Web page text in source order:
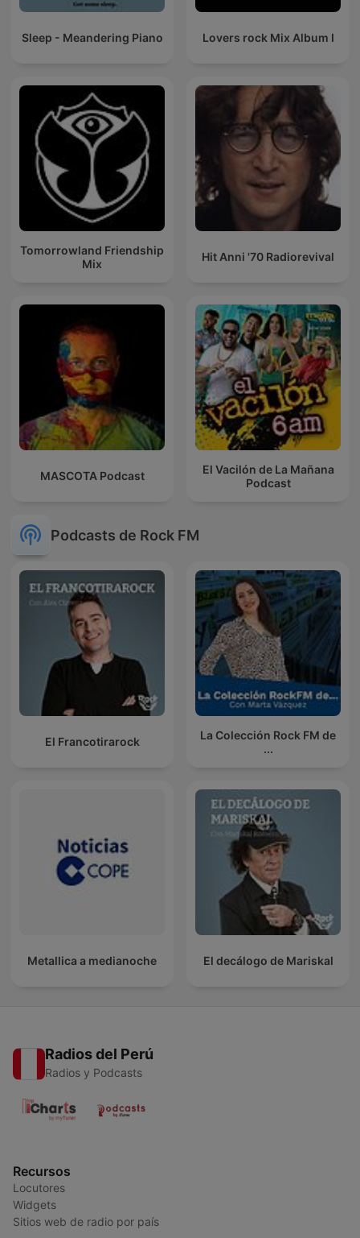
Sleep - Meandering Piano Lovers rock Mix Album I
Tomorrowland Friendship
Mix
Hit Anni '70 Radiorevival
MASCOTA Podcast
El Vacilón de La Mañana
Podcast
Podcasts de Rock FM
El Francotirarock
La Colección Rock FM de
...
Metallica a medianoche El decálogo de Mariskal
Radios del Perú
Radios y Podcasts
Recursos
Locutores
Widgets
Sitios web de radio por país